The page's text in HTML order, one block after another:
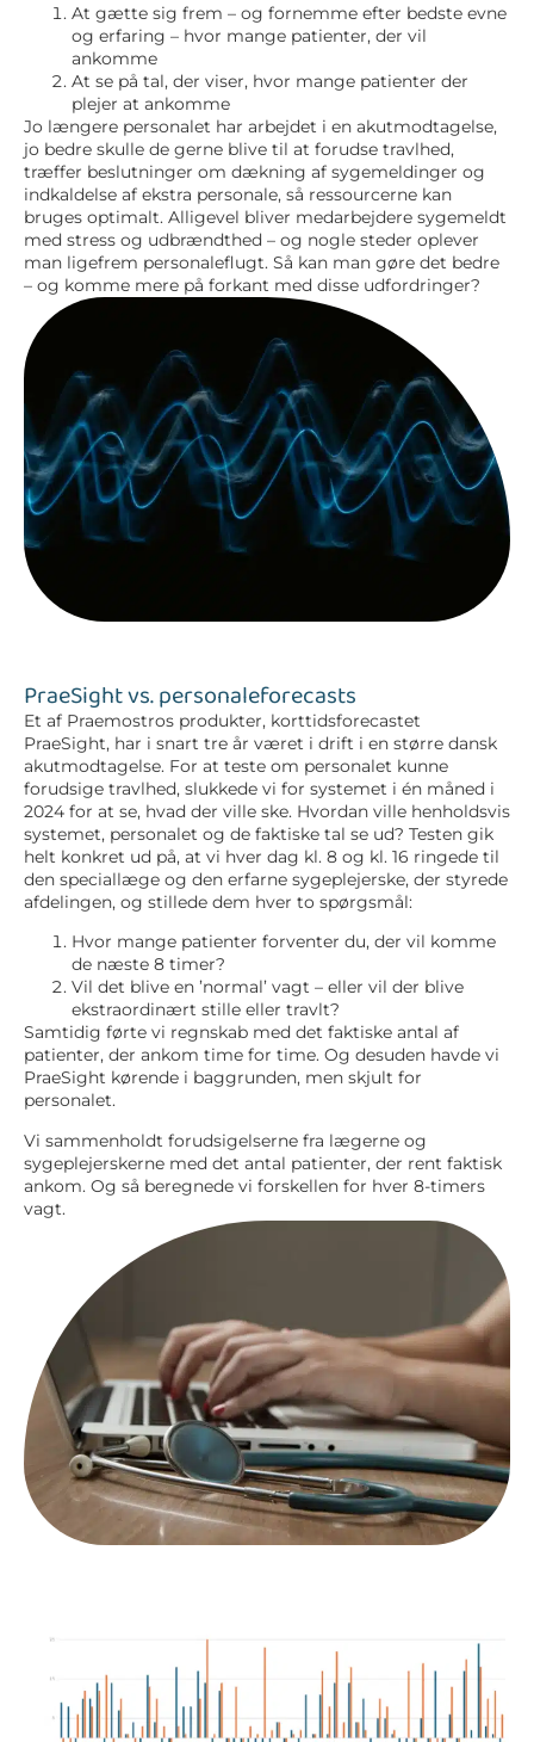
At gætte sig frem – og fornemme efter bedste evne
og erfaring – hvor mange patienter, der vil
ankomme
At se på tal, der viser, hvor mange patienter der
plejer at ankomme
Jo længere personalet har arbejdet i en akutmodtagelse,
jo bedre skulle de gerne blive til at forudse travlhed,
træffer beslutninger om dækning af sygemeldinger og
indkaldelse af ekstra personale, så ressourcerne kan
bruges optimalt. Alligevel bliver medarbejdere sygemeldt
med stress og udbrændthed – og nogle steder oplever
man ligefrem personaleflugt. Så kan man gøre det bedre
– og komme mere på forkant med disse udfordringer?
PraeSight vs. personaleforecasts
Et af Praemostros produkter, korttidsforecastet
PraeSight, har i snart tre år været i drift i en større dansk
akutmodtagelse. For at teste om personalet kunne
forudsige travlhed, slukkede vi for systemet i én måned i
2024 for at se, hvad der ville ske. Hvordan ville henholdsvis
systemet, personalet og de faktiske tal se ud? Testen gik
helt konkret ud på, at vi hver dag kl. 8 og kl. 16 ringede til
den speciallæge og den erfarne sygeplejerske, der styrede
afdelingen, og stillede dem hver to spørgsmål:
Hvor mange patienter forventer du, der vil komme
de næste 8 timer?
Vil det blive en ’normal’ vagt – eller vil der blive
ekstraordinært stille eller travlt?
Samtidig førte vi regnskab med det faktiske antal af
patienter, der ankom time for time. Og desuden havde vi
PraeSight kørende i baggrunden, men skjult for
personalet.
Vi sammenholdt forudsigelserne fra lægerne og
sygeplejerskerne med det antal patienter, der rent faktisk
ankom. Og så beregnede vi forskellen for hver 8-timers
vagt.